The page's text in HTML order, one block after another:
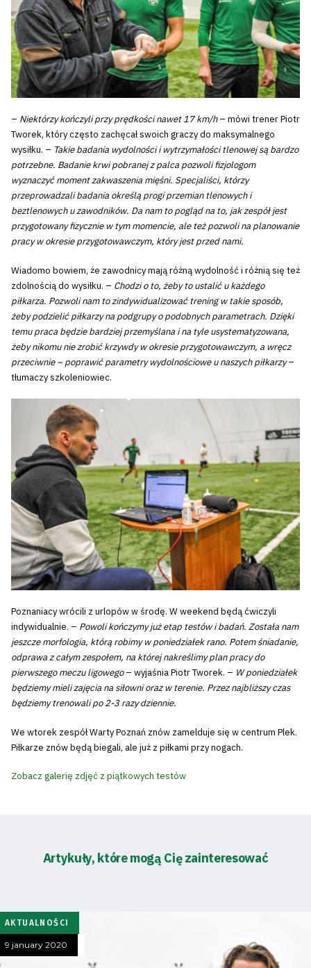
– Niektórzy kończyli przy prędkości nawet 17 km/h– mówi trener Piotr
Tworek, który często zachęcał swoich graczy do maksymalnego
wysiłku. – Takie badania wydolności i wytrzymałości tlenowej są bardzo
potrzebne. Badanie krwi pobranej z palca pozwoli fizjologom
wyznaczyć moment zakwaszenia mięśni. Specjaliści, którzy
przeprowadzali badania określą progi przemian tlenowych i
beztlenowych u zawodników. Da nam to pogląd na to, jak zespół jest
przygotowany fizycznie w tym momencie, ale też pozwoli na planowanie
pracy w okresie przygotowawczym, który jest przed nami.
Wiadomo bowiem, że zawodnicy mają różną wydolność i różnią się też
zdolnością do wysiłku. – Chodzi o to, żeby to ustalić u każdego
piłkarza. Pozwoli nam to zindywidualizować trening w takie sposób,
żeby podzielić piłkarzy na podgrupy o podobnych parametrach. Dzięki
temu praca będzie bardziej przemyślana i na tyle usystematyzowana,
żeby nikomu nie zrobić krzywdy w okresie przygotowawczym, a wręcz
przeciwnie – poprawić parametry wydolnościowe u naszych piłkarzy–
tłumaczy szkoleniowiec.
Poznaniacy wrócili z urlopów w środę. W weekend będą ćwiczyli
indywidualnie. – Powoli kończymy już etap testów i badań. Została nam
jeszcze morfologia, którą robimy w poniedziałek rano. Potem śniadanie,
odprawa z całym zespołem, na której nakreślimy plan pracy do
pierwszego meczu ligowego– wyjaśnia Piotr Tworek. – W poniedziałek
będziemy mieli zajęcia na siłowni oraz w terenie. Przez najbliższy czas
będziemy trenowali po 2-3 razy dziennie.
We wtorek zespół Warty Poznań znów zamelduje się w centrum Plek.
Piłkarze znów będą biegali, ale już z piłkami przy nogach.
Zobacz galerię zdjęć z piątkowych testów
Artykuły, które mogą Cię zainteresować
AKTUALNOŚCI
9 january 2020